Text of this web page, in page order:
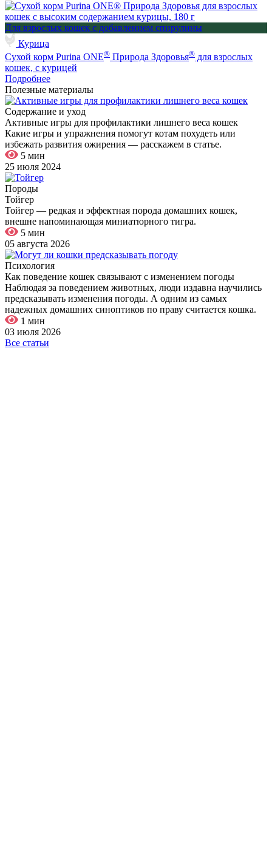
Для взрослых кошек с добавлением спирулины
Курица
Сухой корм Purina ONE® Природа Здоровья® для взрослых
кошек, с курицей
Подробнее
Полезные материалы
Содержание и уход
Активные игры для профилактики лишнего веса кошек
Какие игры и упражнения помогут котам похудеть или
избежать развития ожирения — расскажем в статье.
5 мин
25 июля 2024
Породы
Тойгер
Тойгер — редкая и эффектная порода домашних кошек,
внешне напоминающая миниатюрного тигра.
5 мин
05 августа 2026
Психология
Как поведение кошек связывают с изменением погоды
Наблюдая за поведением животных, люди издавна научились
предсказывать изменения погоды. А одним из самых
надежных домашних синоптиков по праву считается кошка.
1 мин
03 июля 2026
Все статьи